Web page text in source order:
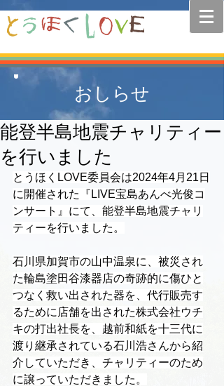
おしらせ
能登半島地震チャリティー
を行いました
とうほくLOVE委員会は2024年4月21日
に開催された『LIVE宝島あんべ光俊コ
ンサート』にて、能登半島地震チャリ
ティーを行いました。
石川県加賀市の山中温泉に、被災され
た輪島塗田谷漆器店の奇跡的に傷ひと
つなく救い出された器を、代行販売す
るために店舗を出された株式会社ウチ
キの打出社長を、越前和紙を十三代に
渡り継承されている石川浩さんから紹
介していただき、チャリティーのため
に譲っていただきました。